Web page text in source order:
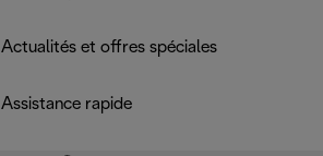
Actualités et offres spéciales
Assistance rapide